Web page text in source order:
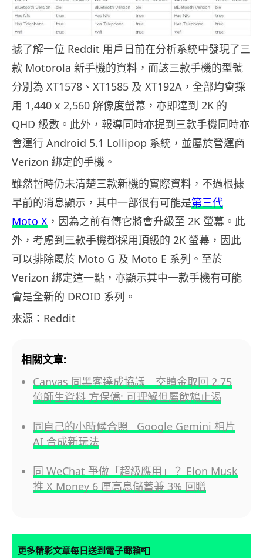
據了解一位 Reddit 用戶日前在分析系統中發現了三
款 Motorola 新手機的資料，而該三款手機的型號
分別為 XT1578、XT1585 及 XT192A，全部均會採
用 1,440 x 2,560 解像度螢幕，亦即達到 2K 的
QHD 級數。此外，報導同時亦提到三款手機同時亦
會運行 Android 5.1 Lollipop 系統，並屬於營運商
Verizon 綁定的手機。
雖然暫時仍未清楚三款新機的實際資料，不過根據
早前的消息顯示，其中一部很有可能是第三代
Moto X ，因為之前有傳它將會升級至 2K 螢幕。此
外，考慮到三款手機都採用頂級的 2K 螢幕，因此
可以排除屬於 Moto G 及 Moto E 系列。至於
Verizon 綁定這一點，亦顯示其中一款手機有可能
會是全新的 DROID 系列。
來源：Reddit
相關文章:
Canvas 同黑客達成協議 交贖金取回 2.75
億師生資料 方保僑: 可理解但屬飲鴆止渴
同自己的小時候合照 Google Gemini 相片
AI 合成新玩法
同 WeChat 爭做「超級應用」？ Elon Musk
推 X Money 6 厘高息儲蓄兼 3% 回贈
更多精彩文章每日送到電子郵箱📮